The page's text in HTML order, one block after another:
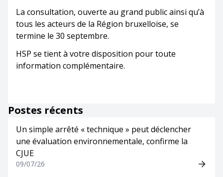
La consultation, ouverte au grand public ainsi qu’à
tous les acteurs de la Région bruxelloise, se
termine le 30 septembre.
HSP se tient à votre disposition pour toute
information complémentaire.
Postes récents
Un simple arrêté « technique » peut déclencher
une évaluation environnementale, confirme la
CJUE
09/07/26